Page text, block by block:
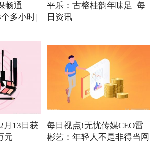
畅通——
多小时|
平乐：古榕桂韵年味足_每
日资讯
月13日获
元
每日视点!无忧传媒CEO雷
彬艺：年轻人不是非得当网